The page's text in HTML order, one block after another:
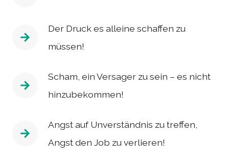
Der Druck es alleine schaffen zu
müssen!
Scham, ein Versager zu sein – es nicht
hinzubekommen!
Angst auf Unverständnis zu treffen,
Angst den Job zu verlieren!